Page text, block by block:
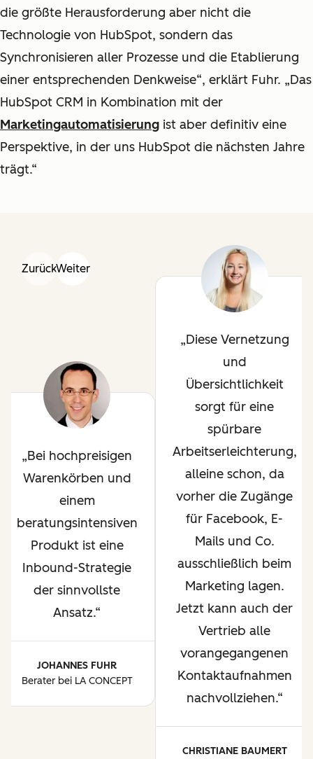
die größte Herausforderung aber nicht die
Technologie von HubSpot, sondern das
Synchronisieren aller Prozesse und die Etablierung
einer entsprechenden Denkweise“, erklärt Fuhr. „Das
HubSpot CRM in Kombination mit der
Marketingautomatisierung ist aber definitiv eine
Perspektive, in der uns HubSpot die nächsten Jahre
trägt.“
ZurückWeiter
Bei hochpreisigen
Warenkörben und
einem
beratungsintensiven
Produkt ist eine
Inbound-Strategie
der sinnvollste
Ansatz.
JOHANNES FUHR
Berater bei LA CONCEPT
Diese Vernetzung
und
Übersichtlichkeit
sorgt für eine
spürbare
Arbeitserleichterung,
alleine schon, da
vorher die Zugänge
für Facebook, E-
Mails und Co.
ausschließlich beim
Marketing lagen.
Jetzt kann auch der
Vertrieb alle
vorangegangenen
Kontaktaufnahmen
nachvollziehen.
CHRISTIANE BAUMERT